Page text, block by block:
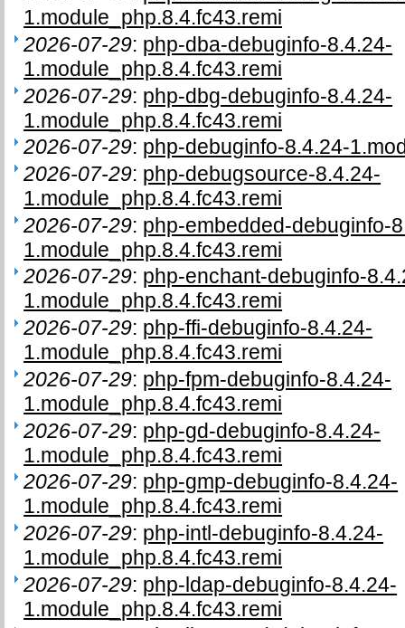
1.module_php.8.4.fc43.remi
2026-07-29: php-dba-debuginfo-8.4.24-
1.module_php.8.4.fc43.remi
2026-07-29: php-dbg-debuginfo-8.4.24-
1.module_php.8.4.fc43.remi
2026-07-29: php-debuginfo-8.4.24-
2026-07-29: php-debugsource-8.4.24-
1.module_php.8.4.fc43.remi
2026-07-29: php-embedded-debuginfo-
1.module_php.8.4.fc43.remi
2026-07-29: php-enchant-debuginfo-
1.module_php.8.4.fc43.remi
2026-07-29: php-ffi-debuginfo-8.4.24-
1.module_php.8.4.fc43.remi
2026-07-29: php-fpm-debuginfo-8.4.24-
1.module_php.8.4.fc43.remi
2026-07-29: php-gd-debuginfo-8.4.24-
1.module_php.8.4.fc43.remi
2026-07-29: php-gmp-debuginfo-8.4.24-
1.module_php.8.4.fc43.remi
2026-07-29: php-intl-debuginfo-8.4.24-
1.module_php.8.4.fc43.remi
2026-07-29: php-ldap-debuginfo-8.4.24-
1.module_php.8.4.fc43.remi